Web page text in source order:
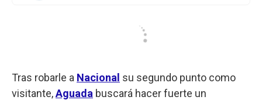
Tras robarle a Nacional su segundo punto como
visitante,Aguada buscará hacer fuerte un